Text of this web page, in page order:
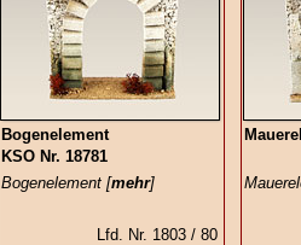
Bogenelement
KSO Nr. 18781
Bogenelement [mehr]
Lfd. Nr. 1803 / 80